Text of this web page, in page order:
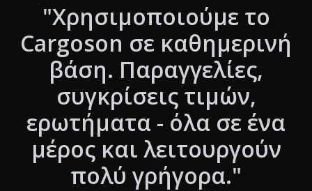
"Χρησιμοποιούμε το
Cargoson σε καθημερινή
βάση. Παραγγελίες,
συγκρίσεις τιμών,
ερωτήματα - όλα σε ένα
μέρος και λειτουργούν
πολύ γρήγορα."